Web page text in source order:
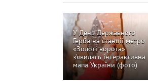
У День Державного
Герба на станції метро
«Золоті ворота»
з’явилась інтерактивна
мапа України (фото)